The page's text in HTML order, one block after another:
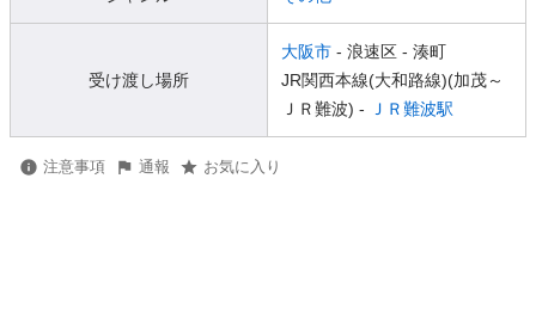
受け渡し場所
大阪市 - 浪速区 - 湊町
JR関西本線(大和路線)(加茂～
ＪＲ難波) -
ＪＲ難波駅
注意事項 通報 お気に入り